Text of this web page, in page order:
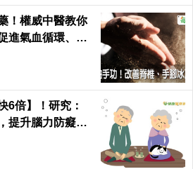
！權威中醫教你
進氣血循環、活
6倍】！研究：
提升腦力防癡